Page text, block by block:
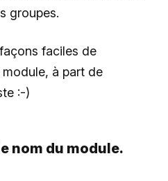
groupes.
faciles de
à part de
:-)
nom du module.